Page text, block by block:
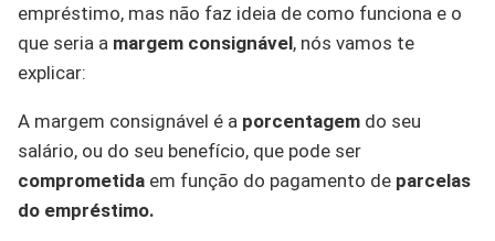
empréstimo, mas não faz ideia de como funciona e o
que seria a margem consignável, nós vamos te
explicar:
A margem consignável é a porcentagem do seu
salário, ou do seu benefício, que pode ser
comprometida em função do pagamento de parcelas
do empréstimo.